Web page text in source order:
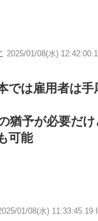
2025/01/08(水)
では雇用者は手
猶予が必要だ
可能
01/08(水) 11:33:45.19